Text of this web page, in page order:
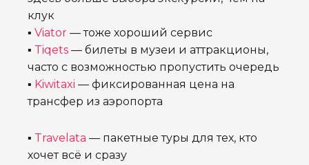
клук
▪ Viator — тоже хороший сервис
▪ Tiqets — билеты в музеи и аттракционы,
часто с возможностью пропустить очередь
▪ Kiwitaxi — фиксированная цена на
трансфер из аэропорта
▪ Travelata — пакетные туры для тех, кто
хочет всё и сразу